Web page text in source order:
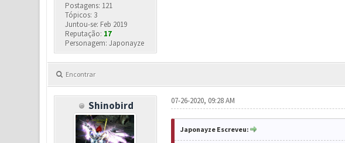
Postagens: 121
Tópicos: 3
Juntou-se: Feb 2019
Reputação: 17
Personagem: Japonayze
Encontrar
Shinobird 07-26-2020, 09:28 AM
Japonayze Escreveu: